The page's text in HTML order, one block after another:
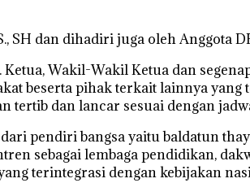
dan dihadiri juga oleh Anggota
Wakil-Wakil Ketua dan
beserta pihak terkait lainnya
dan lancar sesuai dengan
pendiri bangsa yaitu baldatun
sebagai lembaga pendidikan,
terintegrasi dengan kebijakan